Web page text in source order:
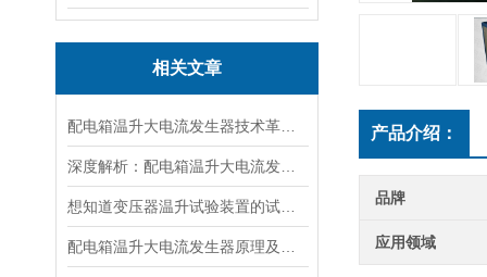
相关文章
产品介绍：
品牌
应用领域